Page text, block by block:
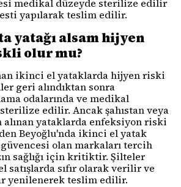
medikal düzeyde sterilize edilir
yapılarak teslim edilir.
yatağı alsam hijyen
olur mu?
ikinci el yataklarda hijyen riski
geri alındıktan sonra
odalarında ve medikal
edilir. Ancak şahıstan veya
yataklarda enfeksiyon riski
Beyoğlu'nda ikinci el yatak
olan markaları tercih
sağlığı için kritiktir. Şilteler
sıfır olarak verilir ve
yenilenerek teslim edilir.